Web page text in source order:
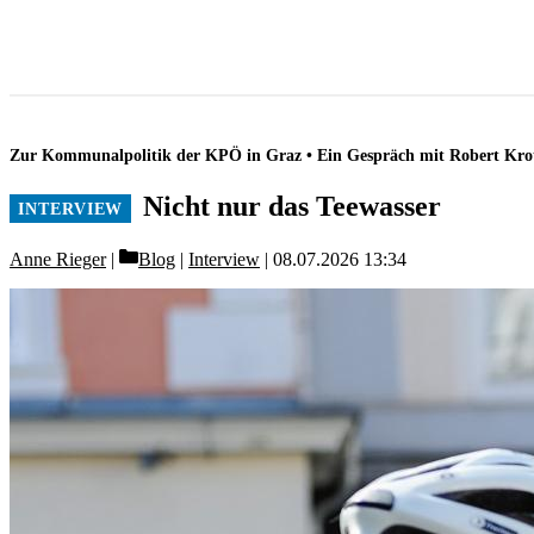
Zur Kommunalpolitik der KPÖ in Graz • Ein Gespräch mit Robert
Nicht nur das Teewasser
Anne Rieger Categories
Blog | Interview 08.07.2026 13:34